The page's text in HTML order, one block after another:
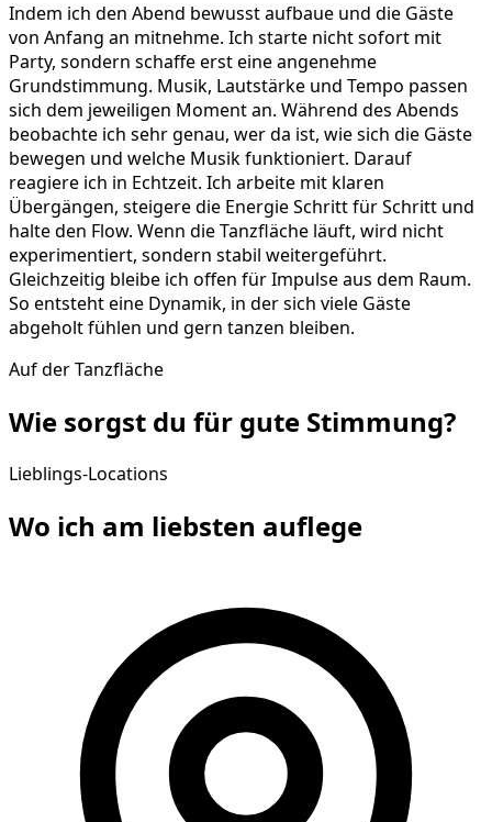
Indem ich den Abend bewusst aufbaue und die Gäste
von Anfang an mitnehme. Ich starte nicht sofort mit
Party, sondern schaffe erst eine angenehme
Grundstimmung. Musik, Lautstärke und Tempo passen
sich dem jeweiligen Moment an. Während des Abends
beobachte ich sehr genau, wer da ist, wie sich die Gäste
bewegen und welche Musik funktioniert. Darauf
reagiere ich in Echtzeit. Ich arbeite mit klaren
Übergängen, steigere die Energie Schritt für Schritt und
halte den Flow. Wenn die Tanzfläche läuft, wird nicht
experimentiert, sondern stabil weitergeführt.
Gleichzeitig bleibe ich offen für Impulse aus dem Raum.
So entsteht eine Dynamik, in der sich viele Gäste
abgeholt fühlen und gern tanzen bleiben.
Auf der Tanzfläche
Wie sorgst du für gute Stimmung?
Lieblings-Locations
Wo ich am liebsten auflege